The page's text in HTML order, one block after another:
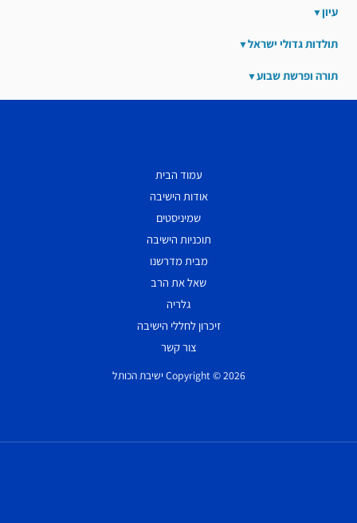
עיון
תולדות גדולי ישראל
תורה ופרשת שבוע
עמוד הבית
אודות הישיבה
שמיניסטים
תוכניות הישיבה
מבית מדרשנו
שאל את הרב
גלריה
זיכרון לחללי הישיבה
צור קשר
Copyright © 2026 ישיבת הכותל